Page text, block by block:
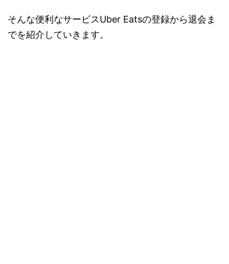
そんな便利なサービスUber Eatsの登録から退会ま
でを紹介していきます。